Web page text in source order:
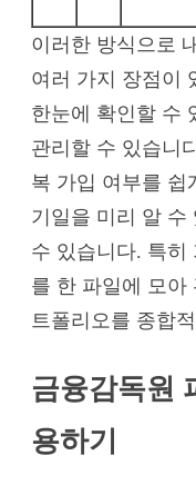
이러한 방식으로
여러 가지 장점이
한눈에 확인할 수
관리할 수 있습니
복 가입 여부를 쉽
기일을 미리 알 수
수 있습니다. 특히
를 한 파일에 모아
트폴리오를 종합
금융감독원
용하기